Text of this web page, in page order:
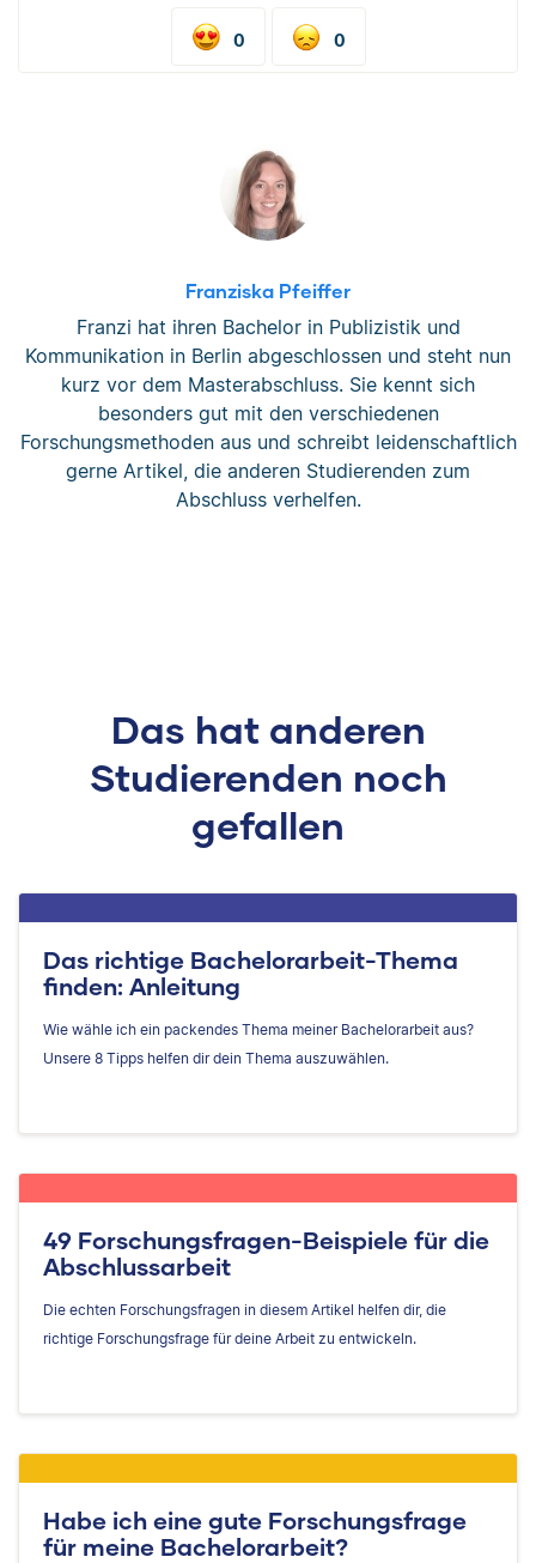
0 0
Franziska Pfeiffer
Franzi hat ihren Bachelor in Publizistik und
Kommunikation in Berlin abgeschlossen und steht nun
kurz vor dem Masterabschluss. Sie kennt sich
besonders gut mit den verschiedenen
Forschungsmethoden aus und schreibt leidenschaftlich
gerne Artikel, die anderen Studierenden zum
Abschluss verhelfen.
Das hat anderen
Studierenden noch
gefallen
Das richtige Bachelorarbeit-Thema
finden: Anleitung
Wie wähle ich ein packendes Thema meiner Bachelorarbeit aus?
Unsere 8 Tipps helfen dir dein Thema auszuwählen.
49 Forschungsfragen-Beispiele für die
Abschlussarbeit
Die echten Forschungsfragen in diesem Artikel helfen dir, die
richtige Forschungsfrage für deine Arbeit zu entwickeln.
Habe ich eine gute Forschungsfrage
für meine Bachelorarbeit?